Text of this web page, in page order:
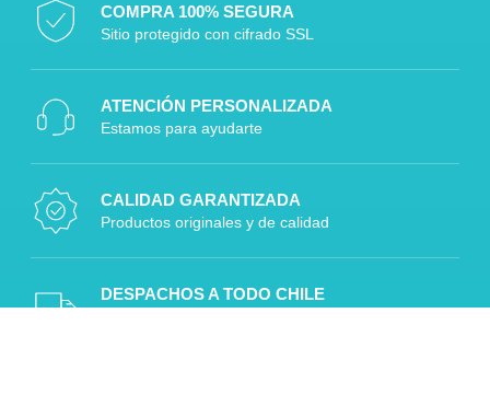
COMPRA 100% SEGURA
Sitio protegido con cifrado SSL
ATENCIÓN PERSONALIZADA
Estamos para ayudarte
CALIDAD GARANTIZADA
Productos originales y de calidad
DESPACHOS A TODO CHILE